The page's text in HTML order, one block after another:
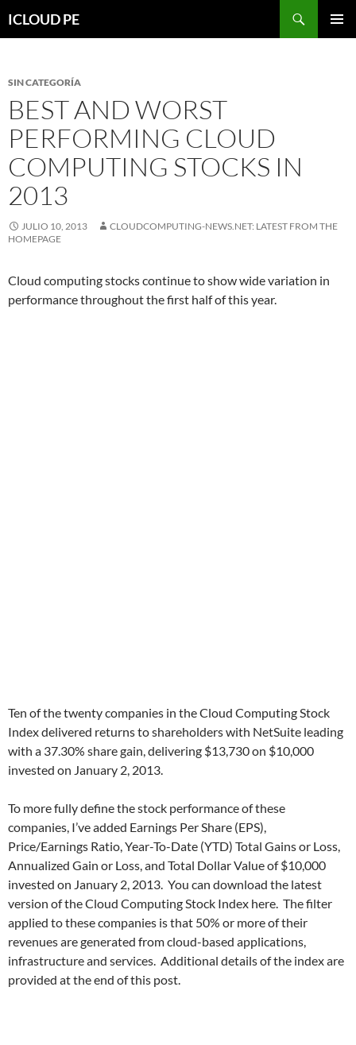
hacia
ICLOUD PE
SIN CATEGORÍA
BEST AND WORST
PERFORMING CLOUD
COMPUTING STOCKS IN
2013
JULIO 10, 2013
CLOUDCOMPUTING-NEWS.NET: LATEST FROM THE
HOMEPAGE
Cloud computing stocks continue to show wide variation in
performance throughout the first half of this year.
Ten of the twenty companies in the Cloud Computing Stock
Index delivered returns to shareholders with NetSuite leading
with a 37.30% share gain, delivering $13,730 on $10,000
invested on January 2, 2013.
To more fully define the stock performance of these
companies, I’ve added Earnings Per Share (EPS),
Price/Earnings Ratio, Year-To-Date (YTD) Total Gains or Loss,
Annualized Gain or Loss, and Total Dollar Value of $10,000
invested on January 2, 2013. You can download the latest
version of the Cloud Computing Stock Index here. The filter
applied to these companies is that 50% or more of their
revenues are generated from cloud-based applications,
infrastructure and services. Additional details of the index are
provided at the end of this post.